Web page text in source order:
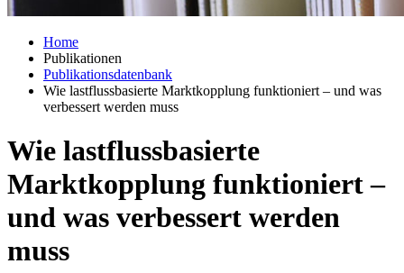
Home
Publikationen
Publikationsdatenbank
Wie lastflussbasierte Marktkopplung funktioniert – und was
verbessert werden muss
Wie lastflussbasierte
Marktkopplung funktioniert –
und was verbessert werden
muss